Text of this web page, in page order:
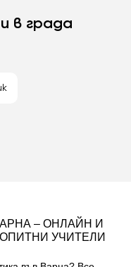
в града
– ОНЛАЙН И
УЧИТЕЛИ